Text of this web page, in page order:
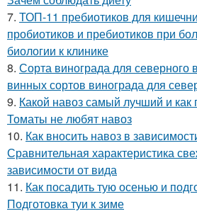
7. ТОП-11 пребиотиков для
пробиотиков и пребиотиков при
биологии к клинике
8. Сорта винограда для северного
винных сортов винограда для
9. Какой навоз самый лучший и как
Томаты не любят навоз
10. Как вносить навоз в
Сравнительная характеристика
зависимости от вида
11. Как посадить тую осенью и
Подготовка туи к зиме